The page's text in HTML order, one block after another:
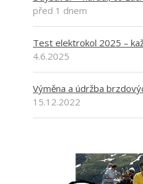
před 1 dnem
Test elektrokol 2025 –
4.6.2025
Výměna a údržba
15.12.2022